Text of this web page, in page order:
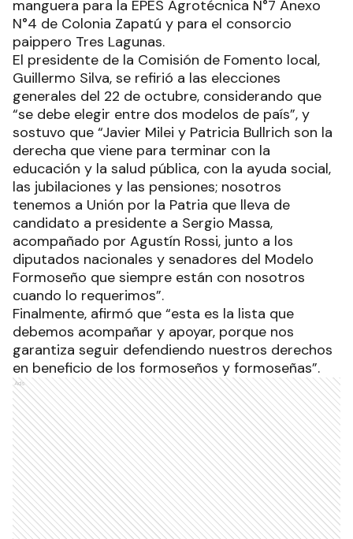
manguera para la EPES Agrotécnica N°7 Anexo
N°4 de Colonia Zapatú y para el consorcio
paippero Tres Lagunas.
El presidente de la Comisión de Fomento local,
Guillermo Silva, se refirió a las elecciones
generales del 22 de octubre, considerando que
“se debe elegir entre dos modelos de país”, y
sostuvo que “Javier Milei y Patricia Bullrich son la
derecha que viene para terminar con la
educación y la salud pública, con la ayuda social,
las jubilaciones y las pensiones; nosotros
tenemos a Unión por la Patria que lleva de
candidato a presidente a Sergio Massa,
acompañado por Agustín Rossi, junto a los
diputados nacionales y senadores del Modelo
Formoseño que siempre están con nosotros
cuando lo requerimos”.
Finalmente, afirmó que “esta es la lista que
debemos acompañar y apoyar, porque nos
garantiza seguir defendiendo nuestros derechos
en beneficio de los formoseños y formoseñas”.
Ads